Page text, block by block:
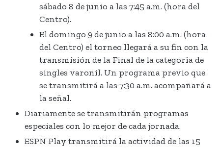
sábado 8 de junio a las 7:45 a.m. (hora del
Centro).
El domingo 9 de junio a las 8:00 a.m. (hora
del Centro) el torneo llegará a su fin con la
transmisión de la Final de la categoría de
singles varonil. Un programa previo que
se transmitirá a las 7:30 a.m. acompañará a
la señal.
Diariamente se transmitirán programas
especiales con lo mejor de cada jornada.
ESPN Play transmitirá la actividad de las 15